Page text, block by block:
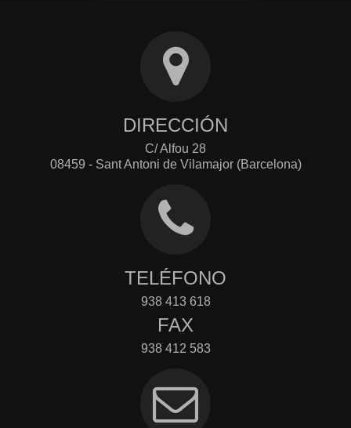
DIRECCIÓN
C/ Alfou 28
08459 - Sant Antoni de Vilamajor (Barcelona)
TELÉFONO
938 413 618
FAX
938 412 583